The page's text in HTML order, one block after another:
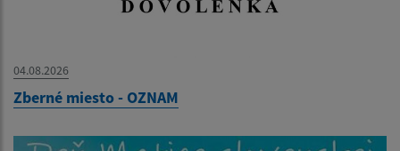
04.08.2026
Zberné miesto - OZNAM